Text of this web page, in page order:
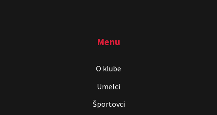
Menu
O klube
Umelci
Športovci